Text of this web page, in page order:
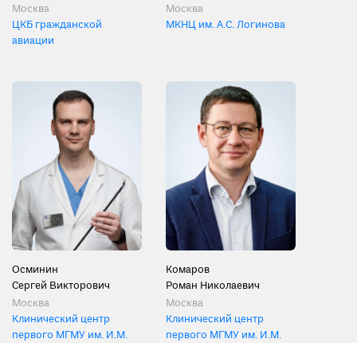
Москва
ЦКБ гражданской
авиации
Москва
МКНЦ им. А.С. Логинова
Осминин
Сергей Викторович
Москва
Клинический центр
первого МГМУ им. И.М.
Комаров
Роман Николаевич
Москва
Клинический центр
первого МГМУ им. И.М.